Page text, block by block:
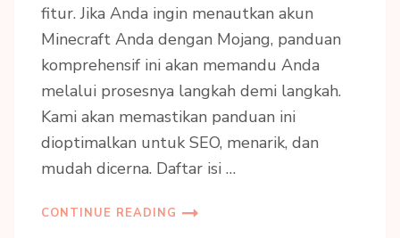
fitur. Jika Anda ingin menautkan akun
Minecraft Anda dengan Mojang, panduan
komprehensif ini akan memandu Anda
melalui prosesnya langkah demi langkah.
Kami akan memastikan panduan ini
dioptimalkan untuk SEO, menarik, dan
mudah dicerna. Daftar isi …
CONTINUE READING